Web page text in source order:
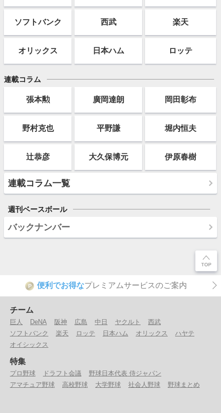
ソフトバンク 西武 楽天
オリックス 日本ハム ロッテ
連載コラム
張本勲 廣岡達朗 岡田彰布
野村克也 平野謙 堀内恒夫
辻恭彦 大久保博元 伊原春樹
連載コラム一覧
週刊ベースボール
バックナンバー
P 便利でお得なプレミアムサービスのご案内
チーム
巨人 DeNA 阪神 広島 中日 ヤクルト
西武
ソフトバンク
楽天 ロッテ 日本ハム オリックス
ハヤテ
オイシックス
特集
プロ野球 ドラフト会議
野球日本代表 侍ジャパン
アマチュア野球
高校野球 大学野球 社会人野球 野球まとめ